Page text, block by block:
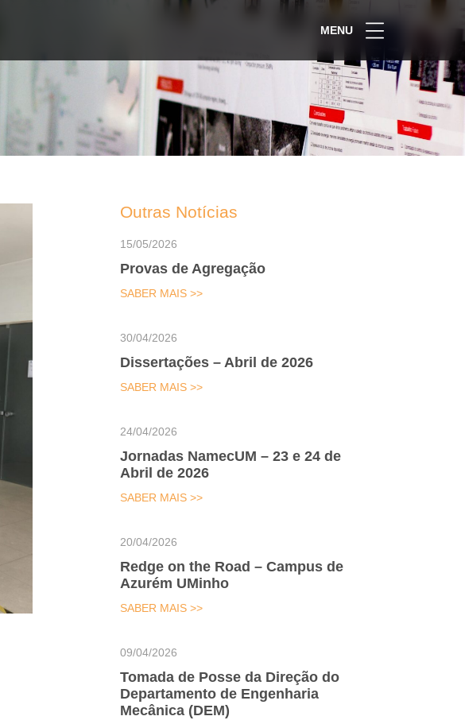
MENU
Outras Notícias
Provas de Agregação
15/05/2026
SABER MAIS >>
Dissertações – Abril de 2026
30/04/2026
SABER MAIS >>
Jornadas NamecUM – 23 e 24 de
Abril de 2026
24/04/2026
SABER MAIS >>
Redge on the Road – Campus de
Azurém UMinho
20/04/2026
SABER MAIS >>
Tomada de Posse da Direção do
Departamento de Engenharia
Mecânica (DEM)
09/04/2026